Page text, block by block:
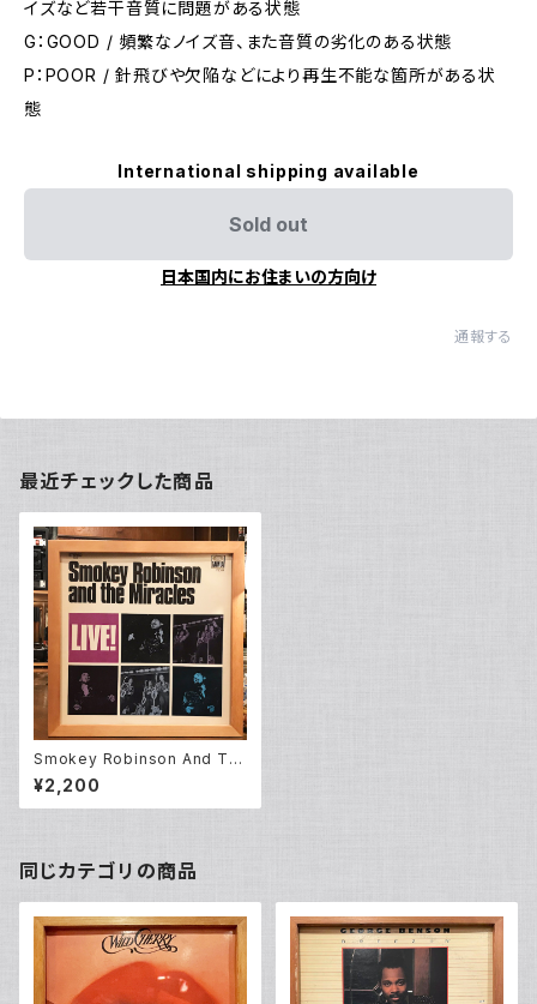
イズなど若干音質に問題がある状態
G：GOOD / 頻繁なノイズ音、また音質の劣化のある状態
P：POOR / 針飛びや欠陥などにより再生不能な箇所がある状
態
International shipping available
Sold out
日本国内にお住まいの方向け
通報する
最近チェックした商品
Smokey Robinson And Th
e Miracles ‎– Live! (LP)
¥2,200
同じカテゴリの商品